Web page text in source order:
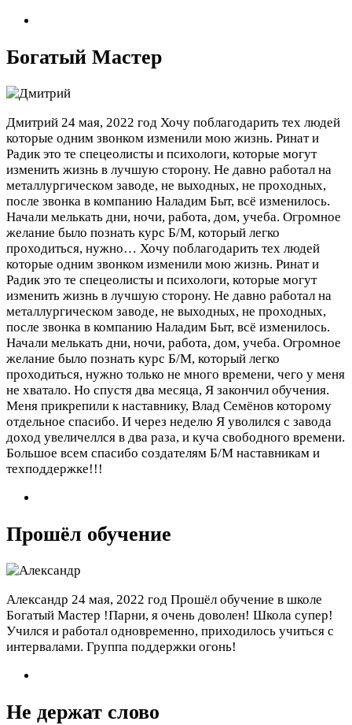
Богатый Мастер
Дмитрий 24 мая, 2022 год Хочу поблагодарить тех людей
которые одним звонком изменили мою жизнь. Ринат и
Радик это те спецеолисты и психологи, которые могут
изменить жизнь в лучшую сторону. Не давно работал на
металлургическом заводе, не выходных, не проходных,
после звонка в компанию Наладим Быт, всё изменилось.
Начали мелькать дни, ночи, работа, дом, учеба. Огромное
желание было познать курс Б/М, который легко
проходиться, нужно… Хочу поблагодарить тех людей
которые одним звонком изменили мою жизнь. Ринат и
Радик это те спецеолисты и психологи, которые могут
изменить жизнь в лучшую сторону. Не давно работал на
металлургическом заводе, не выходных, не проходных,
после звонка в компанию Наладим Быт, всё изменилось.
Начали мелькать дни, ночи, работа, дом, учеба. Огромное
желание было познать курс Б/М, который легко
проходиться, нужно только не много времени, чего у меня
не хватало. Но спустя два месяца, Я закончил обучения.
Меня прикрепили к наставнику, Влад Семёнов которому
отдельное спасибо. И через неделю Я уволился с завода
доход увеличеллся в два раза, и куча свободного времени.
Большое всем спасибо создателям Б/М наставникам и
техподдержке!!!
Прошёл обучение
Александр 24 мая, 2022 год Прошёл обучение в школе
Богатый Мастер !Парни, я очень доволен! Школа супер!
Учился и работал одновременно, приходилось учиться с
интервалами. Группа поддержки огонь!
Не держат слово